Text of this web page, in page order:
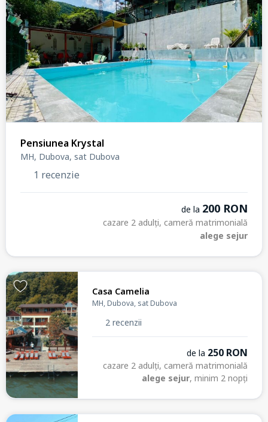
Pensiunea Krystal
MH, Dubova, sat Dubova
1 recenzie
de la 200 RON
cazare 2 adulți, cameră matrimonială
alege sejur
Casa Camelia
MH, Dubova, sat Dubova
2 recenzii
de la 250 RON
cazare 2 adulți, cameră matrimonială
alege sejur, minim 2 nopți